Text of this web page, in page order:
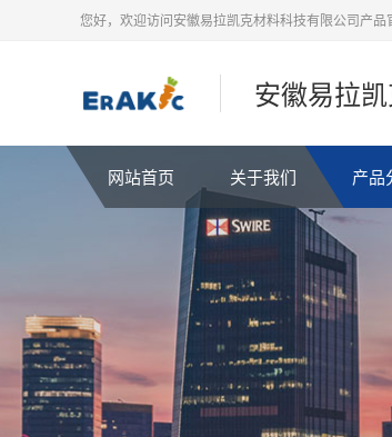
您好，欢迎访问安徽易拉凯克材料科技有限公司产品
安徽易拉
网站首页 关于我们 产品